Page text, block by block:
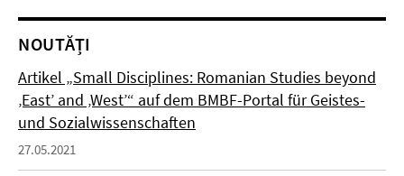
NOUTĂȚI
Artikel „Small Disciplines: Romanian Studies beyond
‚East’ and ‚West’“ auf dem BMBF-Portal für Geistes-
und Sozialwissenschaften
27.05.2021